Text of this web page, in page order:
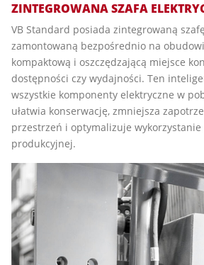
ZINTEGROWANA SZAFA
VB Standard posiada zintegrowaną
zamontowaną bezpośrednio na
kompaktową i oszczędzającą miejsce
dostępności czy wydajności. Ten
wszystkie komponenty elektryczne w
ułatwia konserwację, zmniejsza
przestrzeń i optymalizuje
produkcyjnej.